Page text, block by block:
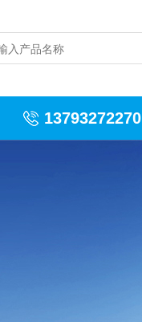
13793272270